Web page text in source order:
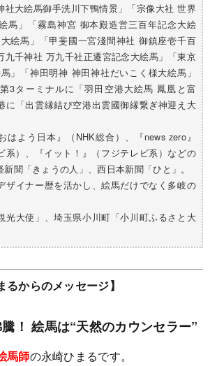
社大絵馬御手洗川下鴨情景」「宗像大社 世界
馬」「霧島神宮 御本殿造営三百年記念大絵
絵馬」「甲斐國一宮淺間神社 御鎮座壱千百
九千神社 万九千社正遷宮記念大絵馬」「東京
」「神田明神 神田神社だいこく様大絵馬」
3ターミナルに「羽田空港大絵馬 鳳凰と富
に「出雲縁結び空港出雲國御縁繋ぎ神迎え大
はよう日本』（NHK総合）、『news zero』
系）、『イット！』（フジテレビ系）などの
聞「きょうの人」、西日本新聞「ひと」。
ザイナー歴を活かし、絵馬だけでなく多岐の
光大使」、埼玉県小川町「小川町ふるさと大
るからのメッセージ】
！ 絵馬は“天然のカウンセラー”
馬師の永崎ひまるです。